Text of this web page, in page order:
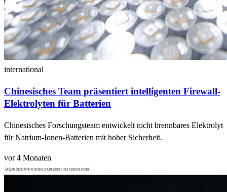
international
Chinesisches Team präsentiert intelligenten Firewall-
Elektrolyten für Batterien
Chinesisches Forschungsteam entwickelt nicht brennbares Elektrolyt
für Natrium-Ionen-Batterien mit hoher Sicherheit.
vor 4 Monaten